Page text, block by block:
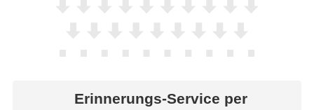
Erinnerungs-Service per